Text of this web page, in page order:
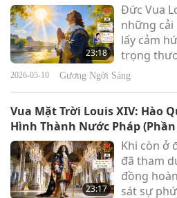
23:18
Đức Vua
những cải
lấy cảm
trọng
ngành mới
nhà sản
nước.
2026-05-10 Gương Ngời Sáng
Vua Mặt Trời Louis XIV: Hào
Hình Thành Nước Pháp
23:17
Khi còn ở
đã tham
đồng
sát sự